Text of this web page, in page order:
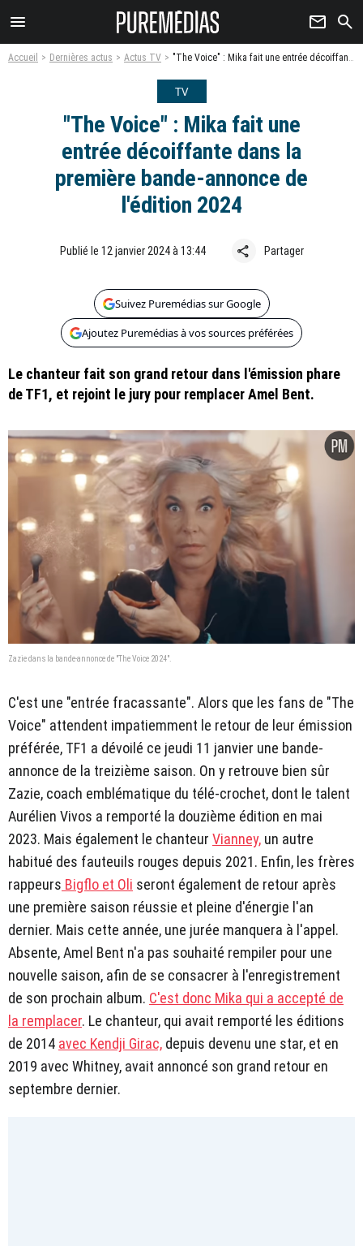
menu newsletter search
Accueil Dernières actus Actus TV "The Voice" : Mika fait une entrée décoiffante dans la première bande-annonce de l'édition 2024
TV
"The Voice" : Mika fait une
entrée décoiffante dans la
première bande-annonce de
l'édition 2024
Publié le 12 janvier 2024 à 13:44 share Partager
Suivez Puremédias sur Google
Ajoutez Puremédias à vos sources préférées
Le chanteur fait son grand retour dans l'émission phare
de TF1, et rejoint le jury pour remplacer Amel Bent.
Zazie dans la bande-annonce de "The Voice 2024".
C'est une "entrée fracassante". Alors que les fans de "The
Voice" attendent impatiemment le retour de leur émission
préférée, TF1 a dévoilé ce jeudi 11 janvier une bande-
annonce de la treizième saison. On y retrouve bien sûr
Zazie, coach emblématique du télé-crochet, dont le talent
Aurélien Vivos a remporté la douzième édition en mai
2023. Mais également le chanteur Vianney, un autre
habitué des fauteuils rouges depuis 2021. Enfin, les frères
rappeurs Bigflo et Oli seront également de retour après
une première saison réussie et pleine d'énergie l'an
dernier. Mais cette année, une jurée manquera à l'appel.
Absente, Amel Bent n'a pas souhaité rempiler pour une
nouvelle saison, afin de se consacrer à l'enregistrement
de son prochain album. C'est donc Mika qui a accepté de
la remplacer. Le chanteur, qui avait remporté les éditions
de 2014 avec Kendji Girac, depuis devenu une star, et en
2019 avec Whitney, avait annoncé son grand retour en
septembre dernier.